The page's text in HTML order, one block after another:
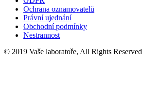
Ochrana oznamovatelů
Právní ujednání
Obchodní podmínky
Nestrannost
© 2019 Vaše laboratoře, All Rights Reserved